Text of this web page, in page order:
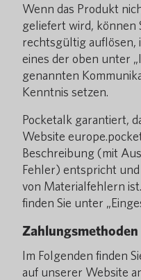
Wenn das Produkt
geliefert wird, können
rechtsgültig auflösen,
eines der oben unter
genannten
Kenntnis setzen.
Pocketalk garantiert,
Website
Beschreibung (mit
Fehler) entspricht
von Materialfehlern
finden Sie unter
Zahlungsmethoden
Im Folgenden finden
auf unserer Website